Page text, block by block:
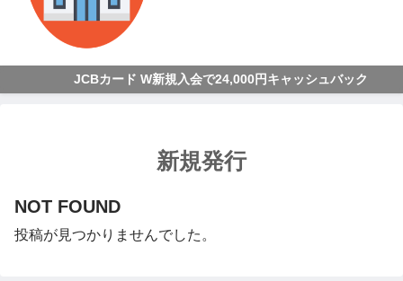
JCBカード W新規入会で24,000円キャッシュバック
新規発行
NOT FOUND
投稿が見つかりませんでした。